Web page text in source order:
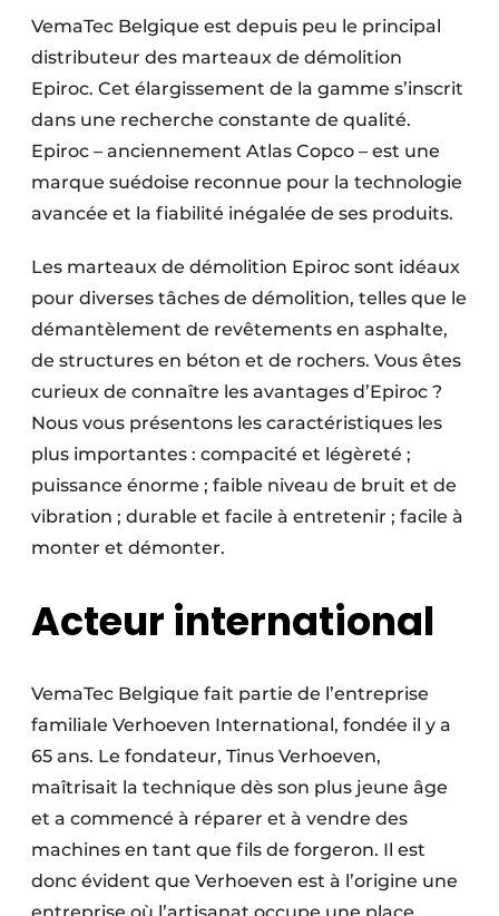
VemaTec Belgique est depuis peu le principal
distributeur des marteaux de démolition
Epiroc. Cet élargissement de la gamme s’inscrit
dans une recherche constante de qualité.
Epiroc – anciennement Atlas Copco – est une
marque suédoise reconnue pour la technologie
avancée et la fiabilité inégalée de ses produits.
Les marteaux de démolition Epiroc sont idéaux
pour diverses tâches de démolition, telles que le
démantèlement de revêtements en asphalte,
de structures en béton et de rochers. Vous êtes
curieux de connaître les avantages d’Epiroc ?
Nous vous présentons les caractéristiques les
plus importantes : compacité et légèreté ;
puissance énorme ; faible niveau de bruit et de
vibration ; durable et facile à entretenir ; facile à
monter et démonter.
Acteur international
VemaTec Belgique fait partie de l’entreprise
familiale Verhoeven International, fondée il y a
65 ans. Le fondateur, Tinus Verhoeven,
maîtrisait la technique dès son plus jeune âge
et a commencé à réparer et à vendre des
machines en tant que fils de forgeron. Il est
donc évident que Verhoeven est à l’origine une